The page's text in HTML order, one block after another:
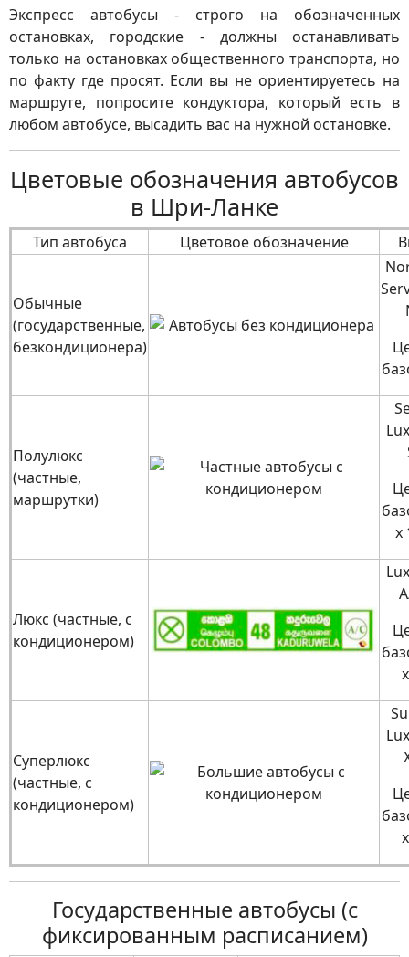
Экспресс автобусы - строго на обозначенных
остановках, городские - должны останавливать
только на остановках общественного транспорта, но
по факту где просят. Если вы не ориентируетесь на
маршруте, попросите кондуктора, который есть в
любом автобусе, высадить вас на нужной остановке.
Цветовые обозначения автобусов
в Шри-Ланке
Тип автобуса Цветовое обозначение
Обычные
(государственные,
безкондиционера)
Полулюкс
(частные,
маршрутки)
x
Люкс (частные, с
кондиционером)
Суперлюкс
(частные, с
кондиционером)
Государственные автобусы (с
фиксированным расписанием)